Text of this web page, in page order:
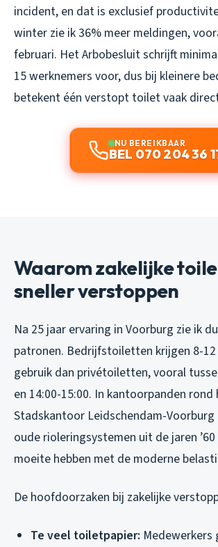
incident, en dat is exclusief
winter zie ik 36% meer meldingen,
februari. Het Arbobesluit schrijft
15 werknemers voor, dus bij kleinere
betekent één verstopt toilet vaak
NU BEREIKBAAR
BEL 070 204 36
Waarom zakelijke
sneller verstoppen
Na 25 jaar ervaring in Voorburg zie ik
patronen. Bedrijfstoiletten krijgen 8-12
gebruik dan privétoiletten, vooral
en 14:00-15:00. In kantoorpanden rond
Stadskantoor Leidschendam-
oude rioleringsystemen uit de jaren
moeite hebben met de moderne
De hoofdoorzaken bij zakelijke
Te veel toiletpapier: Medewerkers